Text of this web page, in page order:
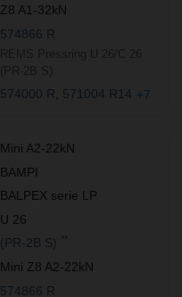
Z8 A1-32kN
574866 R
574000 R 571004 R14 +7
Mini A2-22kN
BAMPI
BALPEX serie LP
U 26
(PR-2B S)
Mini Z8 A2-22kN
574866 R